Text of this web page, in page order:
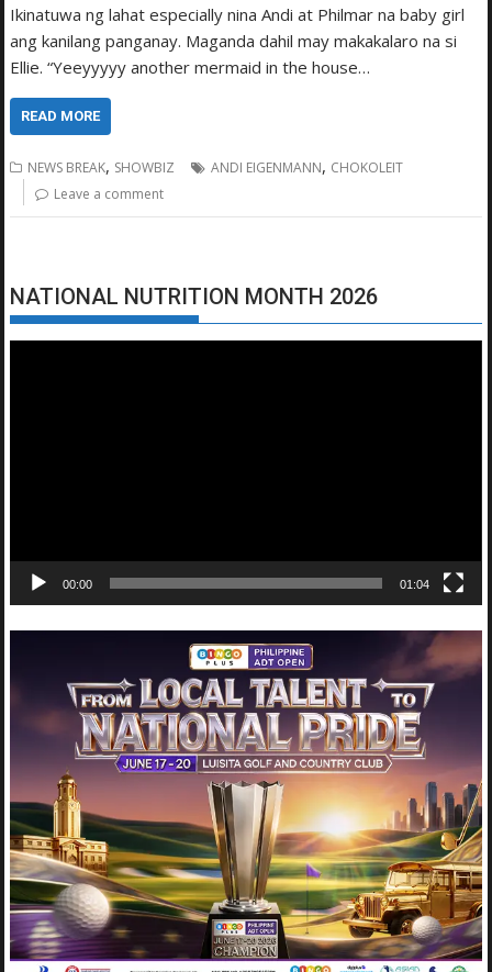
Ikinatuwa ng lahat especially nina Andi at Philmar na baby girl
ang kanilang panganay. Maganda dahil may makakalaro na si
Ellie. “Yeeyyyyy another mermaid in the house…
READ MORE
NEWS BREAK, SHOWBIZ ANDI EIGENMANN, CHOKOLEIT
Leave a comment
NATIONAL NUTRITION MONTH 2026
00:00 01:04